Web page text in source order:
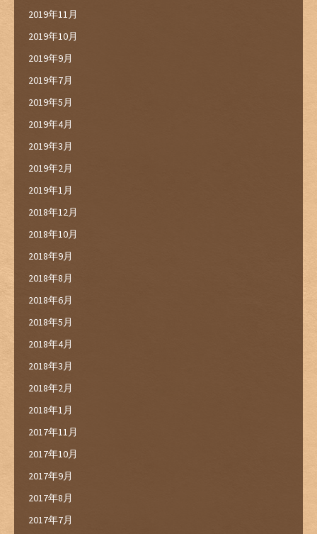
2019年11月
2019年10月
2019年9月
2019年7月
2019年5月
2019年4月
2019年3月
2019年2月
2019年1月
2018年12月
2018年10月
2018年9月
2018年8月
2018年6月
2018年5月
2018年4月
2018年3月
2018年2月
2018年1月
2017年11月
2017年10月
2017年9月
2017年8月
2017年7月